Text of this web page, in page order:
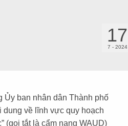
17
7 - 2024
Ủy ban nhân dân Thành phố
dung về lĩnh vực quy hoạch
(gọi tắt là cẩm nang WAUD)